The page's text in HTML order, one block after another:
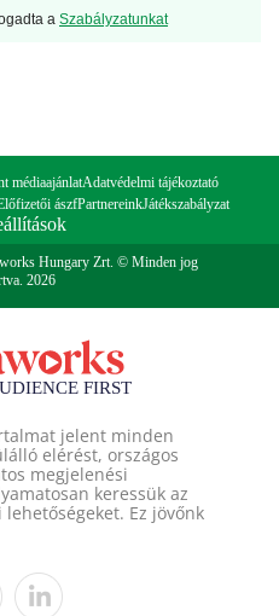
a Szabályzatunkat
médiaajánlatAdatvédelmi tájékoztató
ászfPartnereinkJátékszabályzat
Hungary Zrt. © Minden jog
2026
jelent minden
elérést, országos
megjelenési
keressük az
Ez jövőnk